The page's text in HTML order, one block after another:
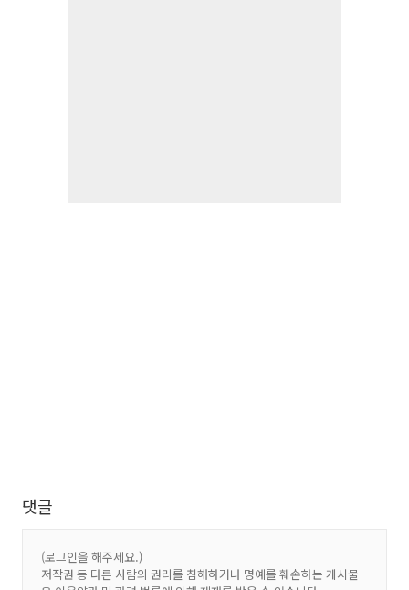
댓글